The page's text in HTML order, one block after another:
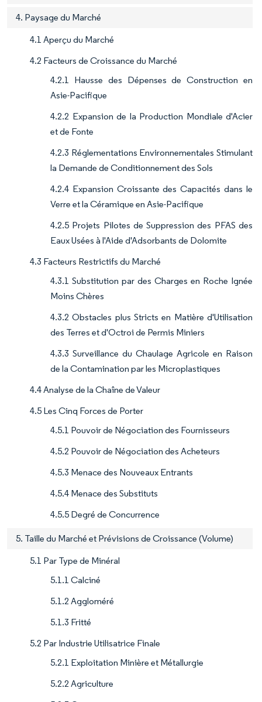
4. Paysage du Marché
4.1 Aperçu du Marché
4.2 Facteurs de Croissance du Marché
4.2.1 Hausse des Dépenses de Construction en
Asie-Pacifique
4.2.2 Expansion de la Production Mondiale d'Acier
et de Fonte
4.2.3 Réglementations Environnementales Stimulant
la Demande de Conditionnement des Sols
4.2.4 Expansion Croissante des Capacités dans le
Verre et la Céramique en Asie-Pacifique
4.2.5 Projets Pilotes de Suppression des PFAS des
Eaux Usées à l'Aide d'Adsorbants de Dolomite
4.3 Facteurs Restrictifs du Marché
4.3.1 Substitution par des Charges en Roche Ignée
Moins Chères
4.3.2 Obstacles plus Stricts en Matière d'Utilisation
des Terres et d'Octroi de Permis Miniers
4.3.3 Surveillance du Chaulage Agricole en Raison
de la Contamination par les Microplastiques
4.4 Analyse de la Chaîne de Valeur
4.5 Les Cinq Forces de Porter
4.5.1 Pouvoir de Négociation des Fournisseurs
4.5.2 Pouvoir de Négociation des Acheteurs
4.5.3 Menace des Nouveaux Entrants
4.5.4 Menace des Substituts
4.5.5 Degré de Concurrence
5. Taille du Marché et Prévisions de Croissance (Volume)
5.1 Par Type de Minéral
5.1.1 Calciné
5.1.2 Aggloméré
5.1.3 Fritté
5.2 Par Industrie Utilisatrice Finale
5.2.1 Exploitation Minière et Métallurgie
5.2.2 Agriculture